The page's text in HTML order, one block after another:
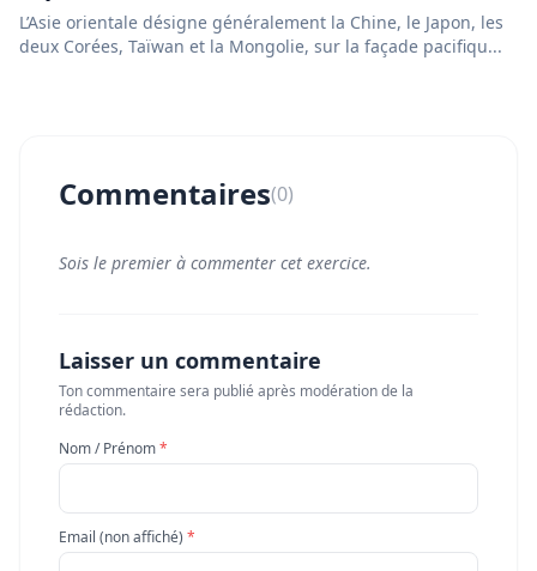
L’Asie orientale désigne généralement la Chine, le Japon, les
deux Corées, Taïwan et la Mongolie, sur la façade pacifiqu...
Commentaires(0)
Sois le premier à commenter cet exercice.
Laisser un commentaire
Ton commentaire sera publié après modération de la
rédaction.
Nom / Prénom*
Email (non affiché) *